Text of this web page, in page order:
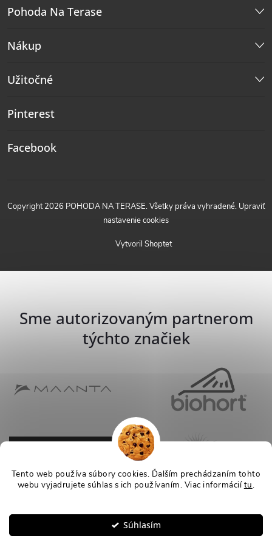
Tento web používa súbory cookies. Ďalším prechádzaním tohto
webu vyjadrujete súhlas s ich používaním. Viac informáciítu.
Súhlasím
Pohoda Na Terase
Nákup
Užitočné
Pinterest
Facebook
Vytvoril Shoptet
Copyright 2026 POHODA NA TERASE. Všetky práva vyhradené. Upraviť
nastavenie cookies
Sme autorizovaným partnerom
týchto značiek